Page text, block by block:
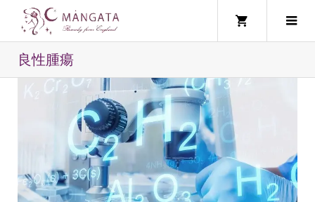
良性腫瘍